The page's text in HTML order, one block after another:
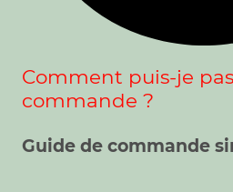
Comment puis-je
commande ?
Guide de commande